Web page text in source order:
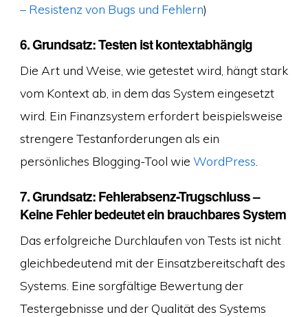
– Resistenz von Bugs und Fehlern)
6. Grundsatz: Testen ist kontextabhängig
Die Art und Weise, wie getestet wird, hängt stark
vom Kontext ab, in dem das System eingesetzt
wird. Ein Finanzsystem erfordert beispielsweise
strengere Testanforderungen als ein
persönliches Blogging-Tool wie WordPress
7. Grundsatz: Fehlerabsenz-Trugschluss –
Keine Fehler bedeutet ein brauchbares System
Das erfolgreiche Durchlaufen von Tests ist nicht
gleichbedeutend mit der Einsatzbereitschaft des
Systems. Eine sorgfältige Bewertung der
Testergebnisse und der Qualität des Systems